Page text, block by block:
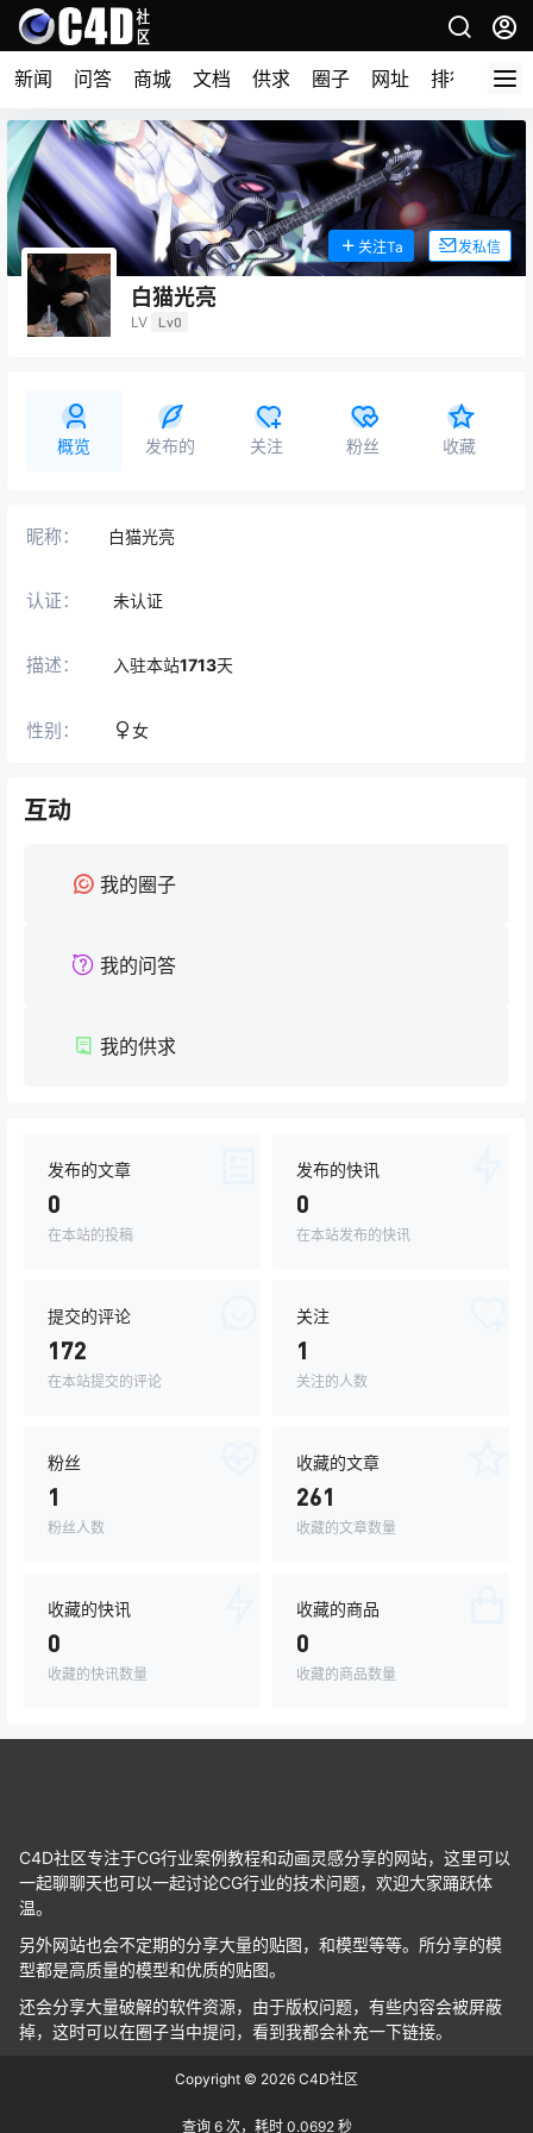
新闻 问答 商城 文档 供求 圈子 网址 排行榜
白猫光亮
LV Lv0
关注Ta 发私信
概览 发布的 关注 粉丝 收藏
昵称： 白猫光亮
认证： 未认证
描述： 入驻本站1713天
性别： 女
互动
我的圈子
我的问答
我的供求
发布的文章
0
在本站的投稿
发布的快讯
0
在本站发布的快讯
提交的评论
172
在本站提交的评论
关注
1
关注的人数
粉丝
1
粉丝人数
收藏的文章
261
收藏的文章数量
收藏的快讯
0
收藏的快讯数量
收藏的商品
0
收藏的商品数量
C4D社区专注于CG行业案例教程和动画灵感分享的网站，这里可以
一起聊聊天也可以一起讨论CG行业的技术问题，欢迎大家踊跃体
温。
另外网站也会不定期的分享大量的贴图，和模型等等。所分享的模
型都是高质量的模型和优质的贴图。
还会分享大量破解的软件资源，由于版权问题，有些内容会被屏蔽
掉，这时可以在圈子当中提问，看到我都会补充一下链接。
Copyright © 2026 C4D社区
查询 6 次，耗时 0.0692 秒